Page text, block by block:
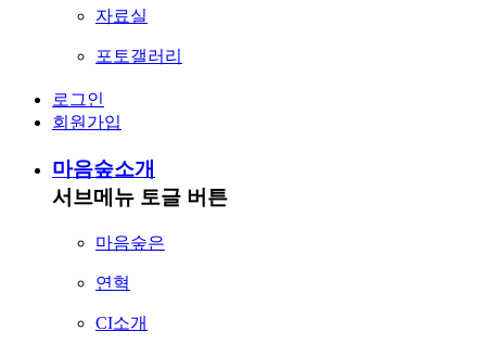
자료실
포토갤러리
로그인
회원가입
마음숲소개
서브메뉴 토글 버튼
마음숲은
연혁
CI소개